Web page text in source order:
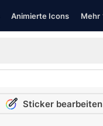
Animierte Icons Mehr
Sticker bearbeiten